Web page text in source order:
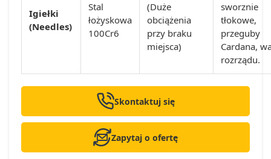
Igiełki
(Needles)
Stal
łożyskowa
100Cr6
(Duże
obciążenia
przy braku
miejsca)
sworznie
tłokowe,
przeguby
Cardana,
rozrządu.
Skontaktuj się
Zapytaj o ofertę